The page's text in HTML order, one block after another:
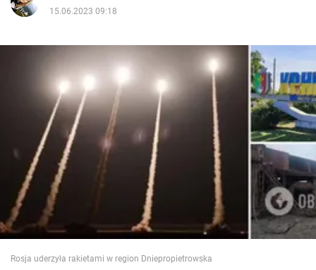
Polityka
Społeczeństwo
Wojna na Ukrainie
Świat
Jedzenie
15.06.2023 09:18
Rosja uderzyła rakietami w region Dniepropietrowska